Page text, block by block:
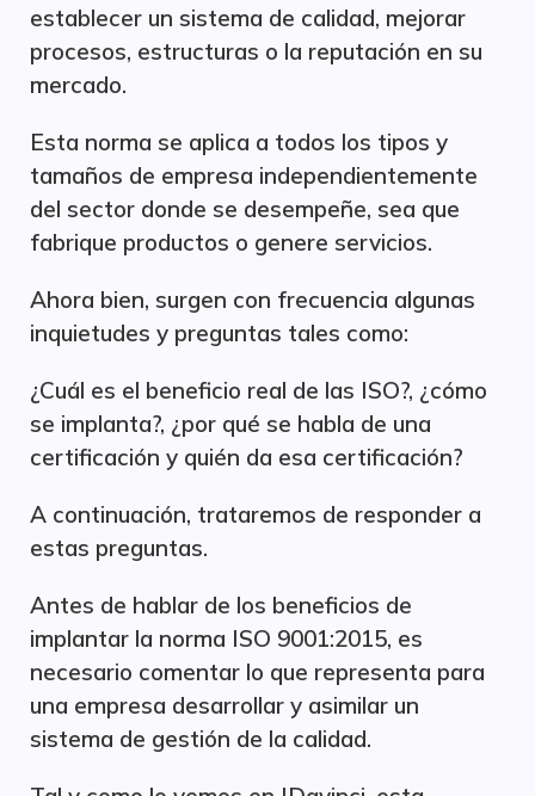
establecer un sistema de calidad, mejorar
procesos, estructuras o la reputación en su
mercado.
Esta norma se aplica a todos los tipos y
tamaños de empresa independientemente
del sector donde se desempeñe, sea que
fabrique productos o genere servicios.
Ahora bien, surgen con frecuencia algunas
inquietudes y preguntas tales como:
¿Cuál es el beneficio real de las ISO?, ¿cómo
se implanta?, ¿por qué se habla de una
certificación y quién da esa certificación?
A continuación, trataremos de responder a
estas preguntas.
Antes de hablar de los beneficios de
implantar la norma ISO 9001:2015, es
necesario comentar lo que representa para
una empresa desarrollar y asimilar un
sistema de gestión de la calidad.